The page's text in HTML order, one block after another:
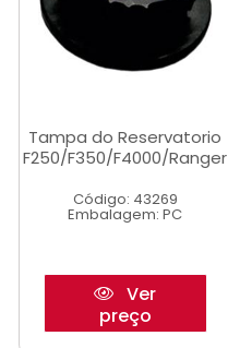
Tampa do Reservatorio
F250/F350/F4000/Ranger
Código: 43269
Embalagem: PC
Ver
preço